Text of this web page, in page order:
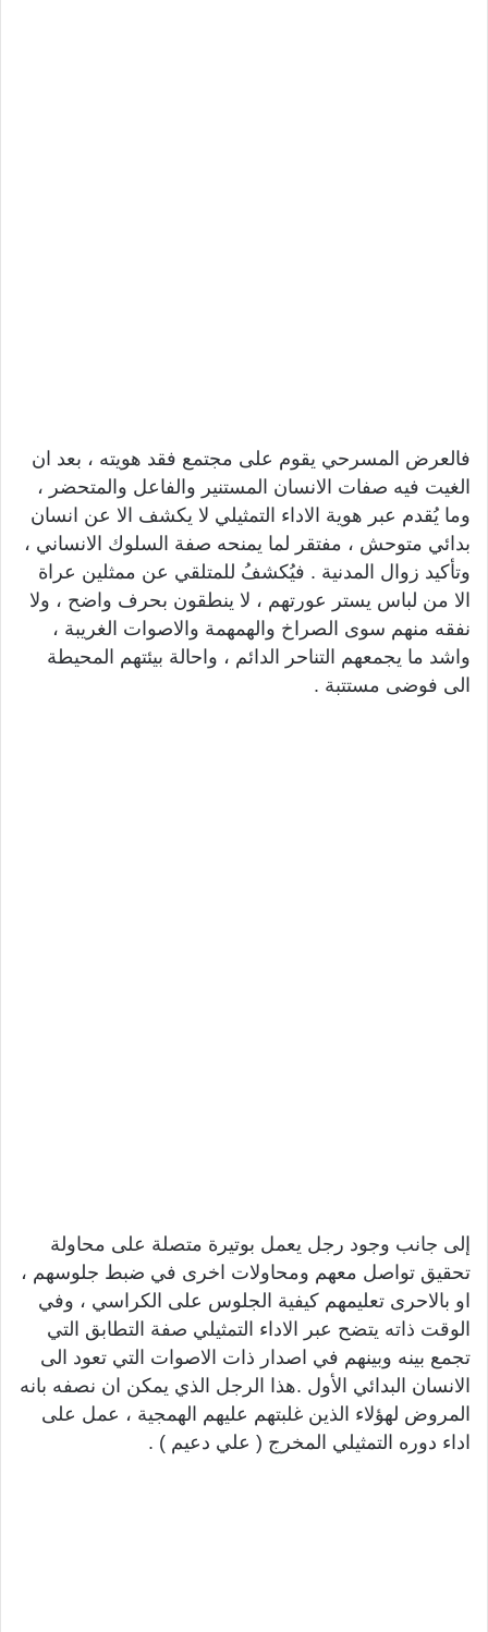
فالعرض المسرحي يقوم على مجتمع فقد هويته ، بعد ان
الغيت فيه صفات الانسان المستنير والفاعل والمتحضر ،
وما يُقدم عبر هوية الاداء التمثيلي لا يكشف الا عن انسان
بدائي متوحش ، مفتقر لما يمنحه صفة السلوك الانساني ،
وتأكيد زوال المدنية . فيُكشفُ للمتلقي عن ممثلين عراة
الا من لباس يستر عورتهم ، لا ينطقون بحرف واضح ، ولا
نفقه منهم سوى الصراخ والهمهمة والاصوات الغريبة ،
واشد ما يجمعهم التناحر الدائم ، واحالة بيئتهم المحيطة
الى فوضى مستتبة .
إلى جانب وجود رجل يعمل بوتيرة متصلة على محاولة
تحقيق تواصل معهم ومحاولات اخرى في ضبط جلوسهم ،
او بالاحرى تعليمهم كيفية الجلوس على الكراسي ، وفي
الوقت ذاته يتضح عبر الاداء التمثيلي صفة التطابق التي
تجمع بينه وبينهم في اصدار ذات الاصوات التي تعود الى
الانسان البدائي الأول .هذا الرجل الذي يمكن ان نصفه بانه
المروض لهؤلاء الذين غلبتهم عليهم الهمجية ، عمل على
اداء دوره التمثيلي المخرج ( علي دعيم ) .